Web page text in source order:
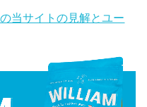
当サイトの見解とユー